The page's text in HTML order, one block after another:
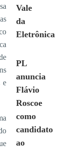
e
Vale
da
Eletrônica
PL
anuncia
Flávio
Roscoe
como
candidato
ao